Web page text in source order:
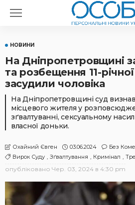
НОВИНИ
На Дніпропетровщині
та розбещення 11-
засудили чоловіка
На Дніпропетровщині суд
місцевого жителя у
зґвалтуванні, сексуальному
власної доньки.
Охайний Євген 03.06.2024 Без
Вирок Суду
Зґвалтування Кримінал
опубліковано Чер. 03, 2024 в 4:30 pm